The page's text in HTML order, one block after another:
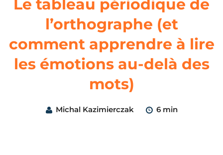
Le tableau périodique de
l’orthographe (et
comment apprendre à lire
les émotions au-delà des
mots)
Michal Kazimierczak 6 min